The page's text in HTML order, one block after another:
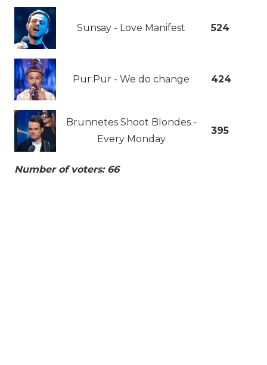
Sunsay - Love Manifest 524
Pur:Pur - We do change 424
Brunnetes Shoot Blondes -
Every Monday
395
Number of voters: 66